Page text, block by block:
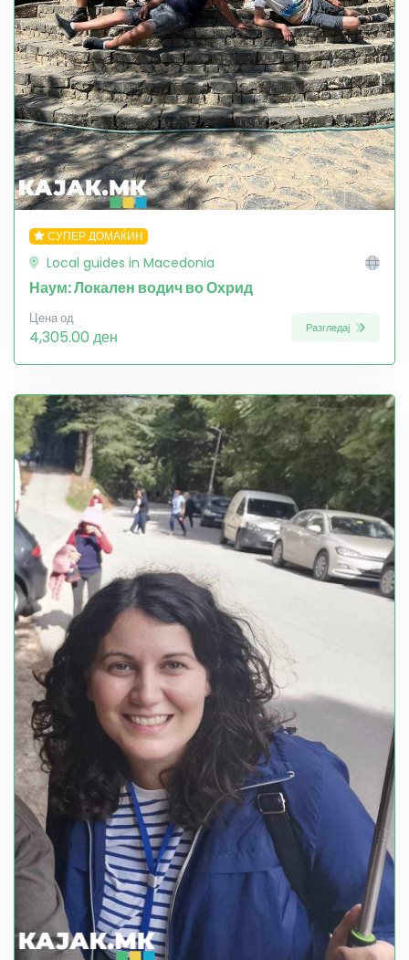
СУПЕР ДОМАЌИН
Local guides in Macedonia
Наум: Локален водич во Охрид
Цена од
4,305.00 ден Разгледај